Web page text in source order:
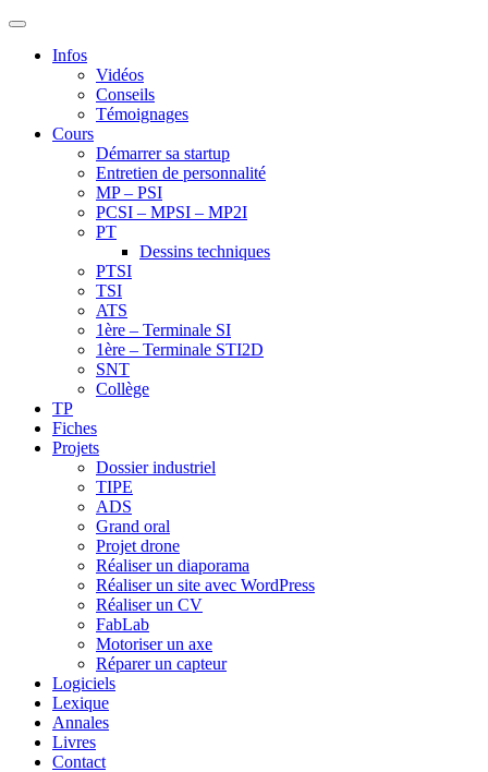
Infos
Vidéos
Conseils
Témoignages
Cours
Démarrer sa startup
Entretien de personnalité
MP – PSI
PCSI – MPSI – MP2I
PT
Dessins techniques
PTSI
TSI
ATS
1ère – Terminale SI
1ère – Terminale STI2D
SNT
Collège
TP
Fiches
Projets
Dossier industriel
TIPE
ADS
Grand oral
Projet drone
Réaliser un diaporama
Réaliser un site avec WordPress
Réaliser un CV
FabLab
Motoriser un axe
Réparer un capteur
Logiciels
Lexique
Annales
Livres
Contact